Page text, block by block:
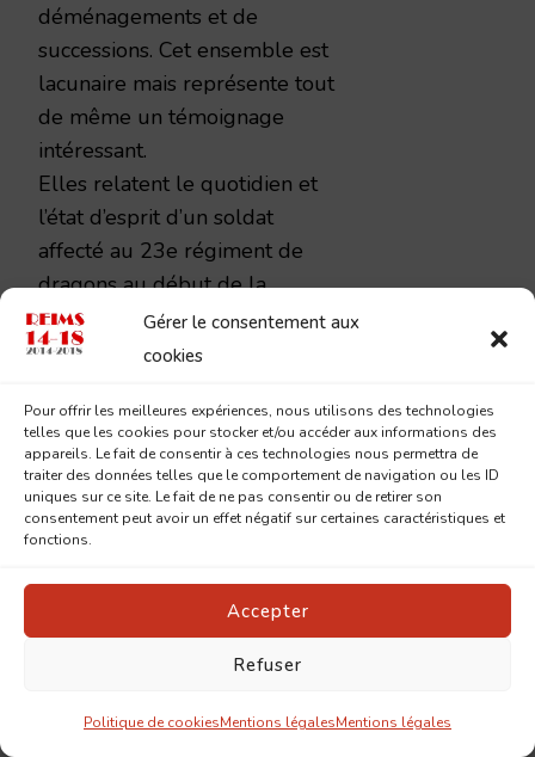
Gérer le consentement aux
cookies
Pour offrir les meilleures expériences, nous utilisons des technologies
telles que les cookies pour stocker et/ou accéder aux informations des
appareils. Le fait de consentir à ces technologies nous permettra de
traiter des données telles que le comportement de navigation ou les ID
uniques sur ce site. Le fait de ne pas consentir ou de retirer son
consentement peut avoir un effet négatif sur certaines caractéristiques et
fonctions.
Accepter
Refuser
Politique de cookiesMentions légalesMentions légales
déménagements et de
successions. Cet ensemble est
lacunaire mais représente tout
de même un témoignage
intéressant.
Elles relatent le quotidien et
l’état d’esprit d’un soldat
affecté au 23e régiment de
dragons au début de la
guerre, dont la carrière va
évoluer de façon imprévue.
Les textes, accompagnés de
quelques éléments
biographiques, seront mis en
ligne à un rythme de
quelques publications par
semaine jusqu’à ce que le
décalage de dates soit
chaque lettre sera publiée au